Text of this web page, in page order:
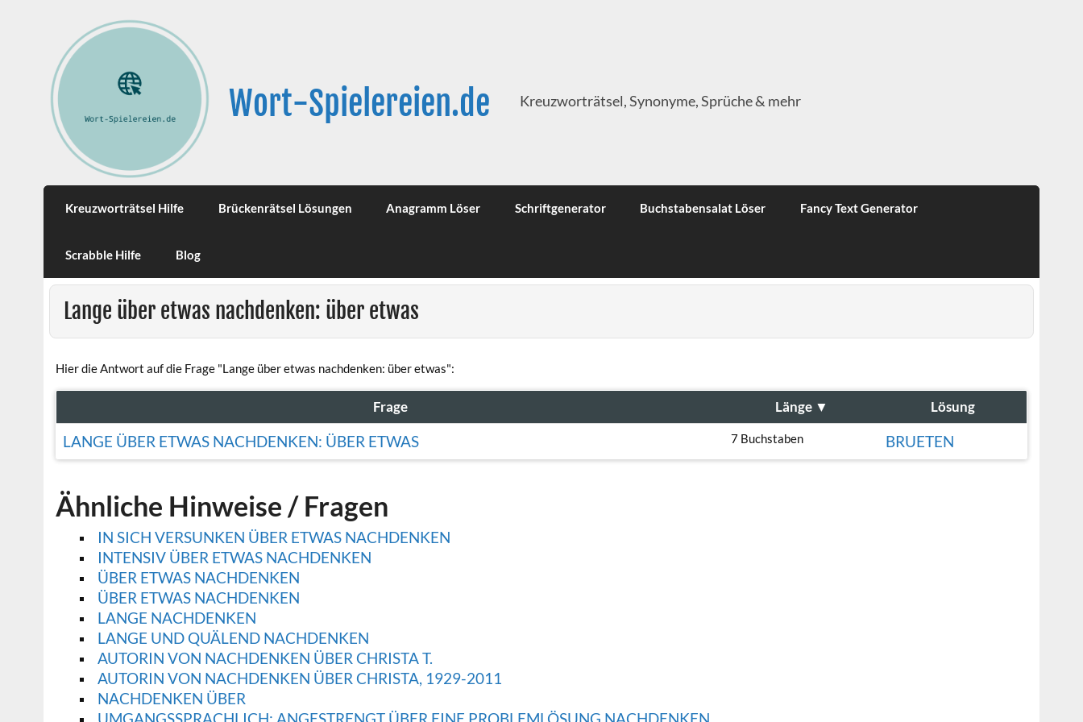
Wort-Spielereien.de Kreuzworträtsel, Synonyme, Sprüche & mehr
Kreuzworträtsel Hilfe Brückenrätsel Lösungen Anagramm Löser Schriftgenerator Buchstabensalat Löser Fancy Text Generator
Scrabble Hilfe Blog
Lange über etwas nachdenken: über etwas
Hier die Antwort auf die Frage "Lange über etwas nachdenken: über etwas":
Frage Länge ▼ Lösung
LANGE ÜBER ETWAS NACHDENKEN: ÜBER ETWAS 7 Buchstaben BRUETEN
Ähnliche Hinweise / Fragen
IN SICH VERSUNKEN ÜBER ETWAS NACHDENKEN
INTENSIV ÜBER ETWAS NACHDENKEN
ÜBER ETWAS NACHDENKEN
ÜBER ETWAS NACHDENKEN
LANGE NACHDENKEN
LANGE UND QUÄLEND NACHDENKEN
AUTORIN VON NACHDENKEN ÜBER CHRISTA T.
AUTORIN VON NACHDENKEN ÜBER CHRISTA, 1929-2011
NACHDENKEN ÜBER